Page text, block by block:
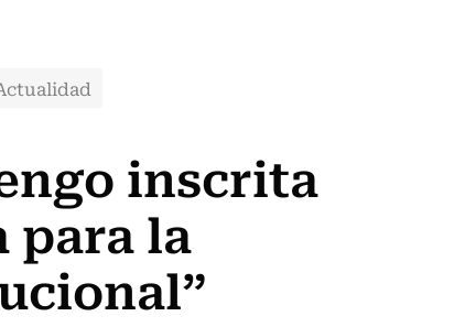
inscrita
para la